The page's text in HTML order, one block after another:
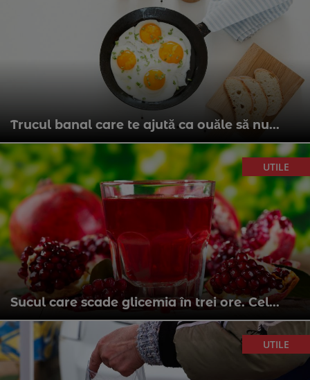
Trucul banal care te ajută ca ouăle să nu...
UTILE
Sucul care scade glicemia în trei ore. Cel...
UTILE